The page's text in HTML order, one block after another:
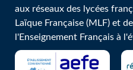
aux réseaux des lycées
Laïque Française (MLF) et
l'Enseignement Français à